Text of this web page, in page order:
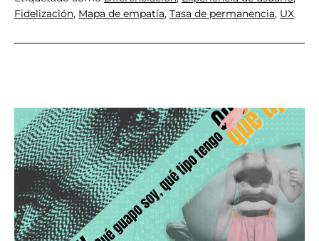
Fidelización, Mapa de empatía, Tasa de permanencia, UX